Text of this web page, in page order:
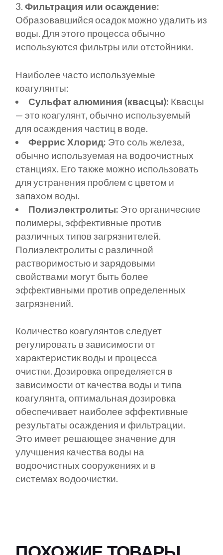
Фильтрация или осаждение:
Образовавшийся осадок можно удалить из
воды. Для этого процесса обычно
используются фильтры или отстойники.
Наиболее часто используемые
коагулянты:
Сульфат алюминия (квасцы): Квасцы
— это коагулянт, обычно используемый
для осаждения частиц в воде.
Феррис Хлорид: Это соль железа,
обычно используемая на водоочистных
станциях. Его также можно использовать
для устранения проблем с цветом и
запахом воды.
Полиэлектролиты: Это органические
полимеры, эффективные против
различных типов загрязнителей.
Полиэлектролиты с различной
растворимостью и зарядовыми
свойствами могут быть более
эффективными против определенных
загрязнений.
Количество коагулянтов следует
регулировать в зависимости от
характеристик воды и процесса
очистки. Дозировка определяется в
зависимости от качества воды и типа
коагулянта, оптимальная дозировка
обеспечивает наиболее эффективные
результаты осаждения и фильтрации.
Это имеет решающее значение для
улучшения качества воды на
водоочистных сооружениях и в
системах водоочистки.